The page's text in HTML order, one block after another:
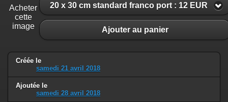
Acheter
cette
image
20 x 30 cm standard franco port : 12 EUR
Ajouter au panier
Créée le
samedi 21 avril 2018
Ajoutée le
samedi 28 avril 2018